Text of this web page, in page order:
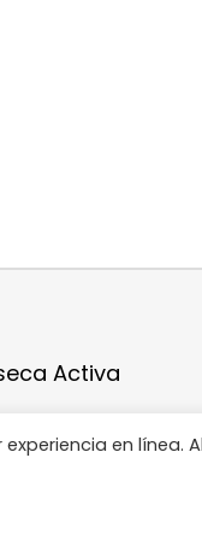
Activa
de Devoluciones
en